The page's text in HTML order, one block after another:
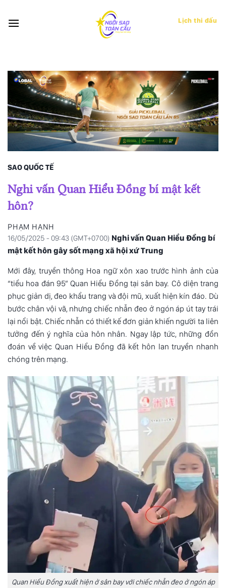
qua
Lịch thi đấu
SAO QUỐC TẾ
Nghi vấn Quan Hiểu Đồng bí mật kết
hôn?
PHẠM HẠNH
16/05/2025 - 09:43 (GMT+0700) Nghi vấn Quan Hiểu Đồng bí
mật kết hôn gây sốt mạng xã hội xứ Trung
Mới đây, truyền thông Hoa ngữ xôn xao trước hình ảnh của
“tiểu hoa đán 95” Quan Hiểu Đồng tại sân bay. Cô diện trang
phục giản dị, đeo khẩu trang và đội mũ, xuất hiện kín đáo. Dù
bước chân vội vã, nhưng chiếc nhẫn đeo ở ngón áp út tay trái
lại nổi bật. Chiếc nhẫn có thiết kế đơn giản khiến người ta liên
tưởng đến ý nghĩa của hôn nhân. Ngay lập tức, những đồn
đoán về việc Quan Hiểu Đồng đã kết hôn lan truyền nhanh
chóng trên mạng.
Quan Hiểu Đồng xuất hiện ở sân bay với chiếc nhẫn đeo ở ngón áp